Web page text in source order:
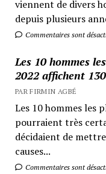
viennent de divers
depuis plusieurs
Commentaires sont
Les 10 hommes
2022 affichent
PAR FIRMIN AGBÉ
Les 10 hommes les
pourraient très
décidaient de
causes...
Commentaires sont